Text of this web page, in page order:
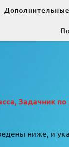
Задачник
ниже, и